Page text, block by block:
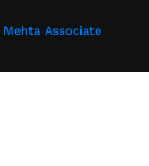
Mehta Associate